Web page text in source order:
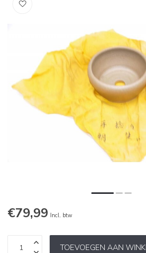
€79,99 Incl. btw
TOEVOEGEN AAN